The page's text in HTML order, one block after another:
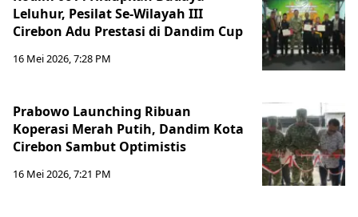
Leluhur, Pesilat Se-Wilayah III
Cirebon Adu Prestasi di Dandim Cup
16 Mei 2026, 7:28 PM
Prabowo Launching Ribuan
Koperasi Merah Putih, Dandim Kota
Cirebon Sambut Optimistis
16 Mei 2026, 7:21 PM